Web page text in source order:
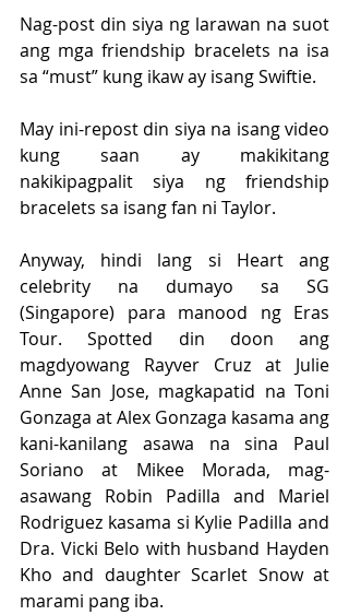
Nag-post din siya ng larawan na suot
ang mga friendship bracelets na isa
sa “must” kung ikaw ay isang Swiftie.
May ini-repost din siya na isang video
kung saan ay makikitang
nakikipagpalit siya ng friendship
bracelets sa isang fan ni Taylor.
Anyway, hindi lang si Heart ang
celebrity na dumayo sa SG
(Singapore) para manood ng Eras
Tour. Spotted din doon ang
magdyowang Rayver Cruz at Julie
Anne San Jose, magkapatid na Toni
Gonzaga at Alex Gonzaga kasama ang
kani-kanilang asawa na sina Paul
Soriano at Mikee Morada, mag-
asawang Robin Padilla and Mariel
Rodriguez kasama si Kylie Padilla and
Dra. Vicki Belo with husband Hayden
Kho and daughter Scarlet Snow at
marami pang iba.